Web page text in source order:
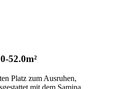
52.0m²
Platz zum Ausruhen,
mit dem Samina